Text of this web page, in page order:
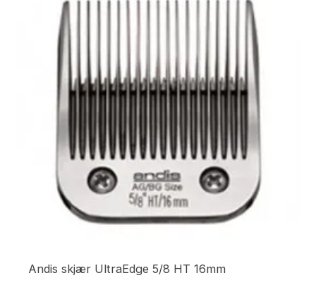
Andis skjær UltraEdge 5/8 HT 16mm